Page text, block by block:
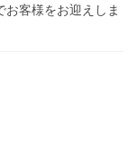
客様をお迎えしま